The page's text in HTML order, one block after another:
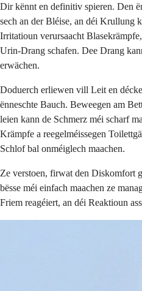
Dir kënnt en definitiv spieren. Den
sech an der Bléise, an déi Krullung
Irritatioun verursaacht
Urin-Drang schafen. Dee Drang
erwächen.
Doduerch erliewen vill Leit en
ënneschte Bauch. Beweegen am
leien kann de Schmerz méi scharf
Krämpfe a reegelméissegen
Schlof bal onméiglech maachen.
Ze verstoen, firwat den Diskomfort
bësse méi einfach maachen ze
Friem reagéiert, an déi Reaktioun